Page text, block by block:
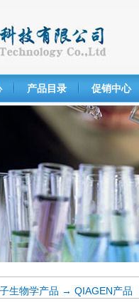
产品目录 促销中心
生物学产品 → QIAGEN产品